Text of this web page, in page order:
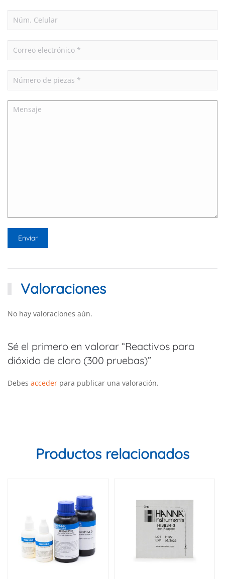
Valoraciones
No hay valoraciones aún.
Sé el primero en valorar “Reactivos para
dióxido de cloro (300 pruebas)”
Debes acceder para publicar una valoración.
Productos relacionados